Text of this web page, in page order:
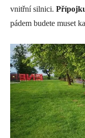
vnitřní silnici.
pádem budete muset